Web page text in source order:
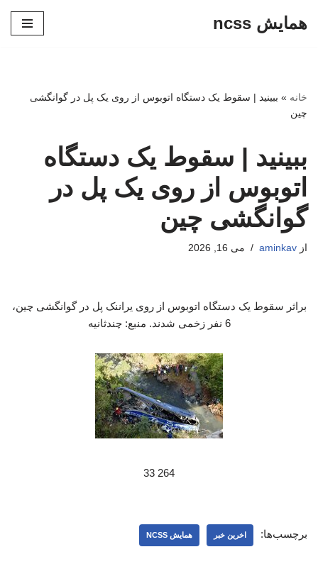
همایش ncss
خانه » ببینید | سقوط یک دستگاه اتوبوس از روی یک پل در گوانگشی
چین
ببینید | سقوط یک دستگاه
اتوبوس از روی یک پل در
گوانگشی چین
از aminkav می 16, 2026
براثر سقوط یک دستگاه اتوبوس از روی یراننک پل در گوانگشی چین،
6 نفر زخمی شدند. منبع: چندثانیه
264 33
برچسب‌ها: اخرین خبر همایش NCSS